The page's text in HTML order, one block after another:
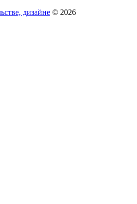
дизайне © 2026